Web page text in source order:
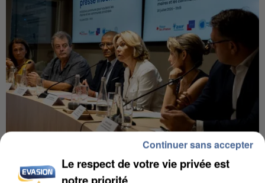
INCENDIES : L’ÎLE-DE-FRANCE LANCE UN ÉLAN
DE SOLIDARITÉ AVEC LES...
Le respect de votre vie privée est
notre priorité
Continuer sans accepter